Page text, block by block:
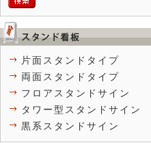
片面スタンドタイプ
両面スタンドタイプ
フロアスタンドサイン
タワー型スタンドサイン
黒系スタンドサイン